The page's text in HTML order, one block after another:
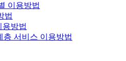
이용방법
법
용방법
층 서비스 이용방법